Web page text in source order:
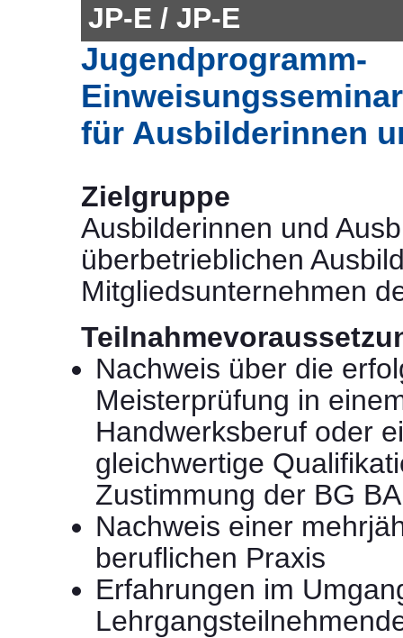
JP-E / JP-E
Jugendprogramm-
Einweisungsseminar
für Ausbilderinnen
Zielgruppe
Ausbilderinnen und
überbetrieblichen
Mitgliedsunternehmen
Nachweis über die
Meisterprüfung in
Handwerksberuf oder
gleichwertige
Zustimmung der BG
Nachweis einer
beruflichen Praxis
Erfahrungen im